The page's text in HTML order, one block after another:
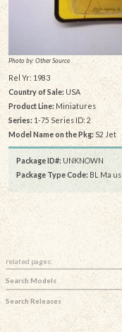
Photo by: Other Source
Rel Yr: 1983
Country of Sale: USA
Product Line: Miniatures
Series:1-75 Series ID: 2
Model Name on the Pkg:S2 Jet
Package ID#: UNKNOWN
Package Type Code: BL Ma us
related pages:
Search Models
Search Releases